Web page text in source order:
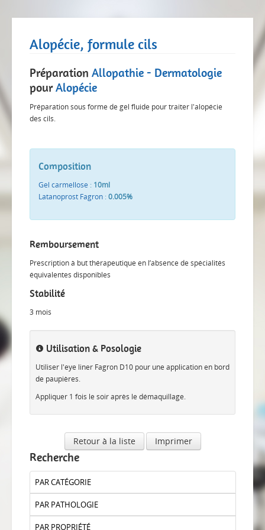
Alopécie, formule cils
Préparation Allopathie - Dermatologie
pourAlopécie
Préparation sous forme de gel fluide pour traiter l'alopécie
des cils.
Composition
Gel carmellose : 10ml
Latanoprost Fagron :0.005%
Remboursement
Prescription à but thérapeutique en l’absence de spécialités
équivalentes disponibles
Stabilité
3 mois
Utilisation & Posologie
Utiliser l'eye liner Fagron D10 pour une application en bord
de paupières.
Appliquer 1 fois le soir après le démaquillage.
Retour à la liste Imprimer
Recherche
PAR CATÉGORIE
PAR PATHOLOGIE
PAR PROPRIÉTÉ